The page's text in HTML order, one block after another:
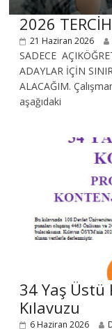
2026
21 Haziran 2026
SADECE
ADAYLAR İÇİN
ALACAĞIM.
aşağıdaki
34 Yaş Üstü
Kılavuzu
6 Haziran 2026